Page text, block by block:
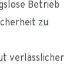
Betrieb
zu
verlässlicher